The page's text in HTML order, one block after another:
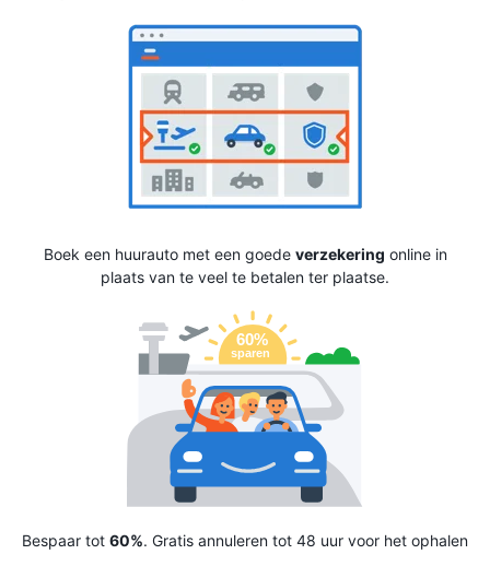
Boek een huurauto met een goede verzekering online in
plaats van te veel te betalen ter plaatse.
Bespaar tot 60%. Gratis annuleren tot 48 uur voor het ophalen